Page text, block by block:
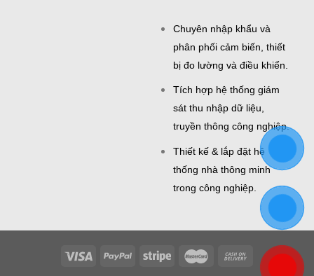
Chuyên nhập khẩu và
phân phối cảm biến, thiết
bị đo lường và điều khiển.
Tích hợp hệ thống giám
sát thu nhập dữ liệu,
truyền thông công nghiệp.
Thiết kế & lắp đặt hệ
thống nhà thông minh
trong công nghiệp.